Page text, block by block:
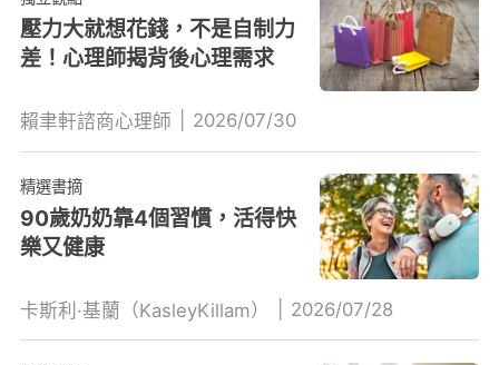
壓力大就想花錢，不是自制力
差！心理師揭背後心理需求
賴聿軒諮商心理師 2026/07/30
精選書摘
90歲奶奶靠4個習慣，活得快
樂又健康
卡斯利·基蘭（KasleyKillam） 2026/07/28